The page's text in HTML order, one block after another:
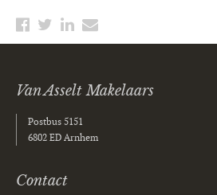
Van Asselt Makelaars
Postbus 5151
6802 ED Arnhem
Contact